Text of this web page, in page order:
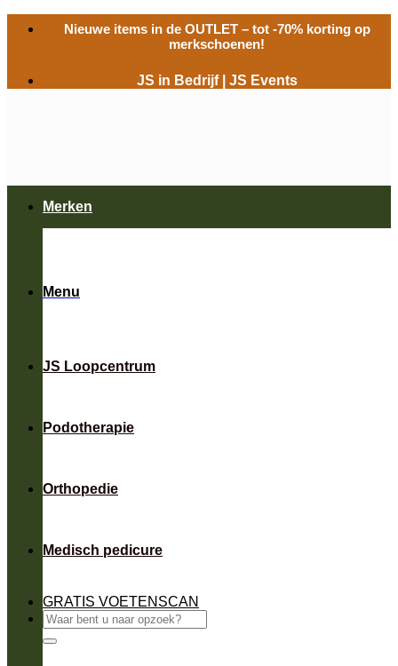
naar
Nieuwe items in de OUTLET– tot -70% korting op
merkschoenen!
JS in Bedrijf JS Events
Menu
JS Loopcentrum
Podotherapie
Orthopedie
Medisch pedicure
GRATIS VOETENSCAN
Zoeken
naar:
Merken